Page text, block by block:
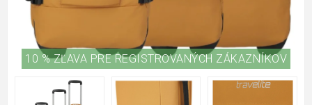
10 % ZĽAVA PRE REGISTROVANÝCH ZÁKAZNÍKOV